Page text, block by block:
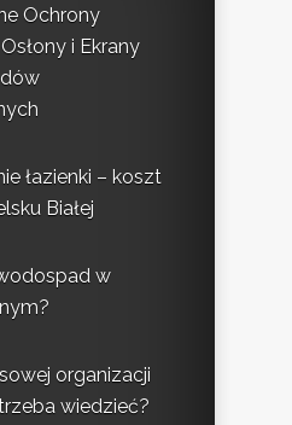
Ochrony
i Ekrany
łazienki – koszt
Białej
w
organizacji
wiedzieć?